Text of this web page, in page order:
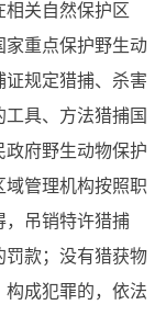
相关自然保护区
重点保护野生动
规定猎捕、杀害
具、方法猎捕国
政府野生动物保护
域管理机构按照职
，吊销特许猎捕
罚款；没有猎获物
构成犯罪的，依法